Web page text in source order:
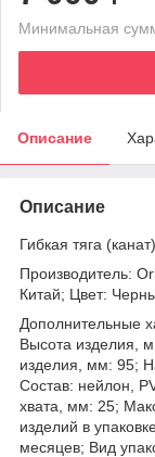
Минимальная
Описание
Описание
Гибкая тяга
Производитель:
Китай; Цвет:
Дополнительные
Высота изделия,
изделия, мм: 95;
Состав: нейлон,
хвата, мм: 25;
изделий в
месяцев; Вид